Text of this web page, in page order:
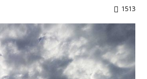
1513